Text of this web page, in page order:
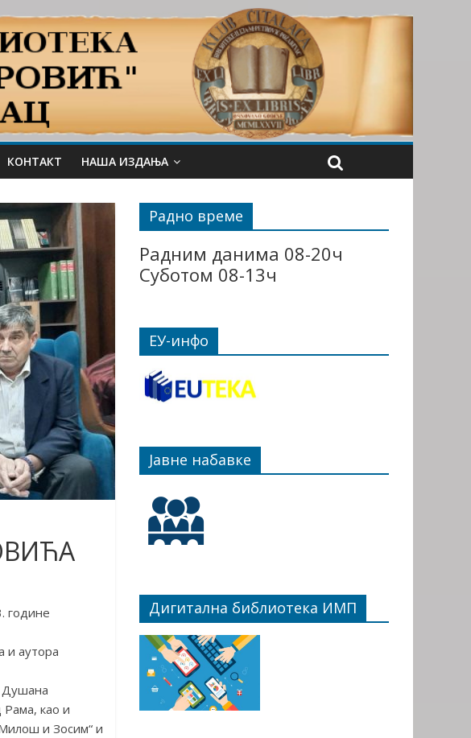
КОНТАКТ НАША ИЗДАЊА
године
и аутора
Душана
Рама, као и
и Зосим“ и
Радно време
Радним данима 08-20ч
Суботом 08-13ч
ЕУ-инфо
Јавне набавке
Дигитална библиотека ИМП